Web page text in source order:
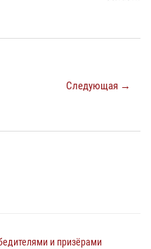
Следующая →
и призёрами